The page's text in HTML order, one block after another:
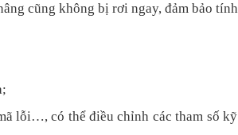
cũng không bị rơi ngay, đảm bảo
lỗi…, có thể điều chỉnh các tham số